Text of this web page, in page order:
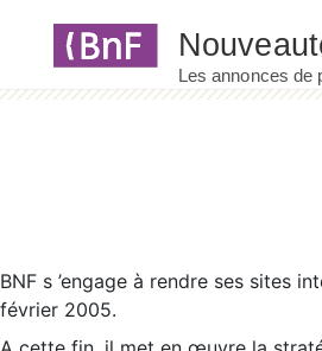
BNF s ’engage à rendre ses sites
février 2005.